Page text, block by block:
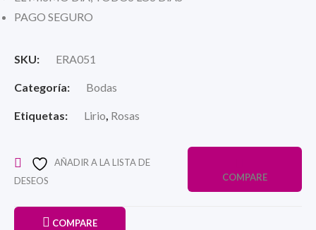
PAGO SEGURO
SKU: ERA051
Categoría: Bodas
Etiquetas: Lirio, Rosas
AÑADIR A LA LISTA DE
DESEOS
COMPARE
COMPARE